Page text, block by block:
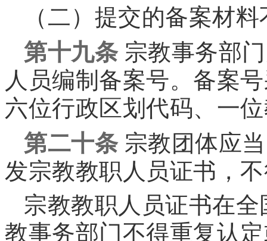
（二）提交的备案材
第十九条宗教事务部
人员编制备案号。备案
六位行政区划代码、一
第二十条宗教团体应
发宗教教职人员证书，
宗教教职人员证书在
教事务部门不得重复认